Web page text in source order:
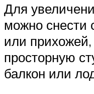
Для
можно снести
или
просторную
балкон или